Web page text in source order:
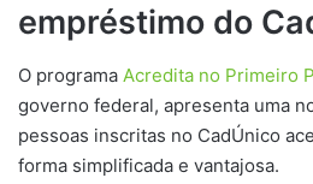
empréstimo do
O programa Acredita no Primeiro
governo federal, apresenta uma
pessoas inscritas no CadÚnico
forma simplificada e vantajosa.